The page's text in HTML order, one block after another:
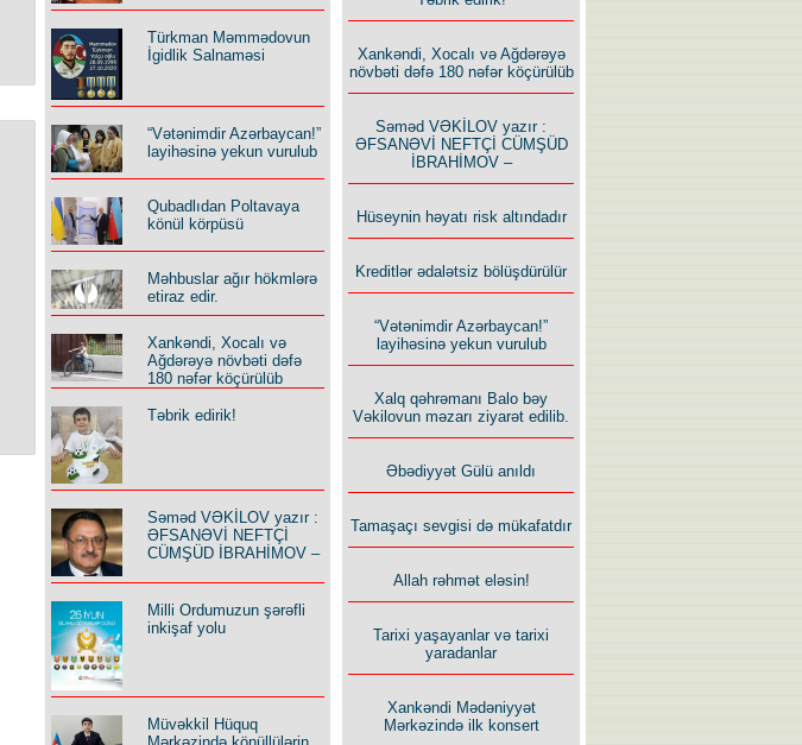
Türkman Məmmədovun
İgidlik Salnaməsi
“Vətənimdir Azərbaycan!”
layihəsinə yekun vurulub
Qubadlıdan Poltavaya
könül körpüsü
Məhbuslar ağır hökmlərə
etiraz edir.
Xankəndi, Xocalı və
Ağdərəyə növbəti dəfə
180 nəfər köçürülüb
Təbrik edirik!
Səməd VƏKİLOV yazır :
ƏFSANƏVİ NEFTÇİ
CÜMŞÜD İBRAHİMOV –
Milli Ordumuzun şərəfli
inkişaf yolu
Müvəkkil Hüquq
Xankəndi, Xocalı və Ağdərəyə
növbəti dəfə 180 nəfər köçürülüb
Səməd VƏKİLOV yazır :
ƏFSANƏVİ NEFTÇİ CÜMŞÜD
İBRAHİMOV –
Hüseynin həyatı risk altındadır
Kreditlər ədalətsiz bölüşdürülür
“Vətənimdir Azərbaycan!”
layihəsinə yekun vurulub
Xalq qəhrəmanı Balo bəy
Vəkilovun məzarı ziyarət edilib.
Əbədiyyət Gülü anıldı
Tamaşaçı sevgisi də mükafatdır
Allah rəhmət eləsin!
Tarixi yaşayanlar və tarixi
yaradanlar
Xankəndi Mədəniyyət
Mərkəzində ilk konsert